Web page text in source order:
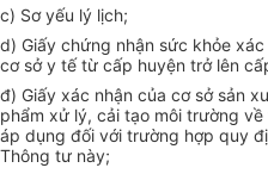
c) Sơ yếu lý lịch;
d) Giấy chứng nhận sức khỏe
cơ sởy tế từ cấp huyện trở lên
đ) Giấy xác nhận của cơ sở sản
phẩm xử lý, cải tạo môi trường
áp dụng đối với trường hợp quy
Thông tư này;